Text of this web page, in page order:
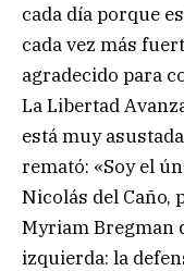
cada día porque
cada vez más
agradecido para
La Libertad
está muy
remató: «Soy el
Nicolás del Caño,
Myriam Bregman
izquierda: la